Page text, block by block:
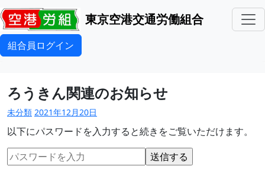
東京空港交通労働組合
組合員ログイン
ろうきん関連のお知らせ
未分類 2021年12月20日
以下にパスワードを入力すると続きをご覧いただけます。